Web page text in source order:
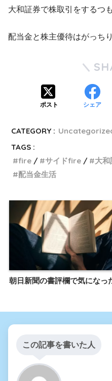
大和証券で株取引をするつ
配当金と株主優待はがっち
ポスト シェア
CATEGORY :
TAGS :
fire
サイドfire 大
配当金生活
朝日新聞の書評欄で気になっ
この記事を書いた人